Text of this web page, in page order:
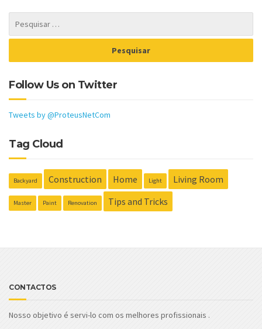
Follow Us on Twitter
Tweets by @ProteusNetCom
Tag Cloud
Backyard Construction Home Light Living Room
Master Paint Renovation Tips and Tricks
CONTACTOS
Nosso objetivo é servi-lo com os melhores profissionais .